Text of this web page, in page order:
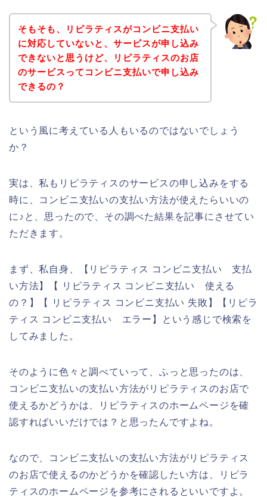
そもそも、リピラティスがコンビニ支払い
に対応していないと、サービスが申し込み
できないと思うけど、リピラティスのお店
のサービスってコンビニ支払いで申し込み
できるの？
という風に考えている人もいるのではないでしょう
か？
実は、私もリピラティスのサービスの申し込みをする
時に、コンビニ支払いの支払い方法が使えたらいいの
に♪と、思ったので、その調べた結果を記事にさせてい
ただきます。
まず、私自身、【リピラティス コンビニ支払い 支払
い方法】【 リピラティス コンビニ支払い 使える
の？】【 リピラティス コンビニ支払い 失敗】【リピラ
ティス コンビニ支払い エラー】という感じで検索を
してみました。
そのように色々と調べていって、ふっと思ったのは、
コンビニ支払いの支払い方法がリピラティスのお店で
使えるかどうかは、リピラティスのホームページを確
認すればいいだけでは？と思ったんですよね。
なので、コンビニ支払いの支払い方法がリピラティス
のお店で使えるのかどうかを確認したい方は、リピラ
ティスのホームページを参考にされるといいですよ。